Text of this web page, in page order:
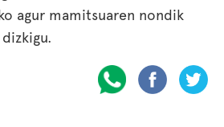
agur mamitsuaren nondik